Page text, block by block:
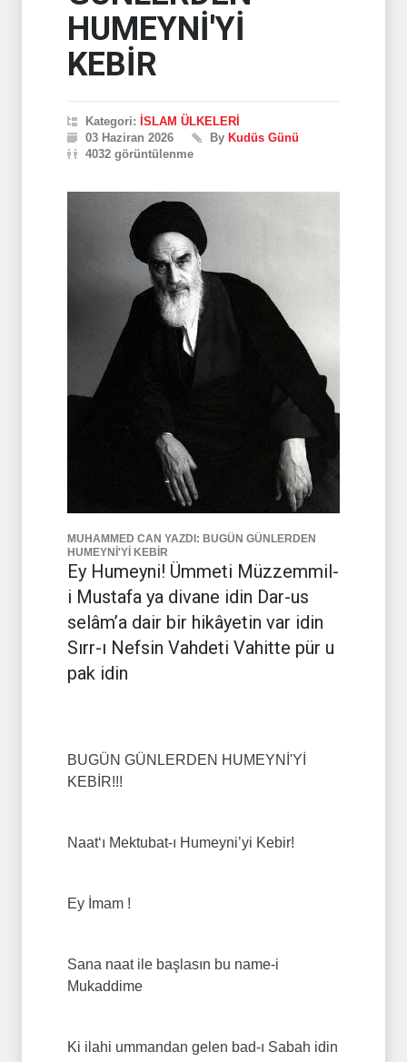
HUMEYNİ'Yİ
KEBİR
Kategori: İSLAM ÜLKELERİ
03 Haziran 2026
By Kudüs Günü
4032 görüntülenme
MUHAMMED CAN YAZDI: BUGÜN GÜNLERDEN
HUMEYNİ'Yİ KEBİR
Ey Humeyni! Ümmeti Müzzemmil-
i Mustafa ya divane idin Dar-us
selâm’a dair bir hikâyetin var idin
Sırr-ı Nefsin Vahdeti Vahitte pür u
pak idin
BUGÜN GÜNLERDEN HUMEYNİ'Yİ
KEBİR!!!
Naat‘ı Mektubat-ı Humeyni’yi Kebir!
Ey İmam !
Sana naat ile başlasın bu name-i
Mukaddime
Ki ilahi ummandan gelen bad-ı Sabah idin